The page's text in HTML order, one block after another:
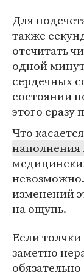
Для
также
отсчитать
одной
сердечных
состоянии
этого
Что
наполнения
невозможно.
изменений
на ощупь.
Если
заметно
обязательно